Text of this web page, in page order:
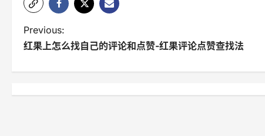
P
o
s
t
Previous:
红果上怎么找自己的评论和点赞-红果评论点赞查找法